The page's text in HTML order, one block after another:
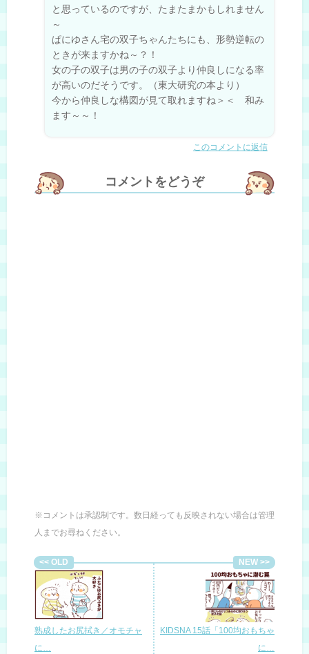
と思っているのですが、たまたまかもしれません
～
ぱにゆさん宅の双子ちゃんたちにも、形勢逆転の
ときが来ますかね～？！
女の子の双子は男の子の双子より仲良しになる率
が高いのだそうです。（東大研究の本より）
今から仲良しな構図が見て取れますね＞＜ 和み
ます～～！
このコメントに返信
コメントをどうぞ
※コメントは承認制です。数日経っても反映されない場合は管理
人までお尋ねください。
熟成したお尻拭き／オモチャ
に…
KIDSNA 15話「100均おもちゃ
に…